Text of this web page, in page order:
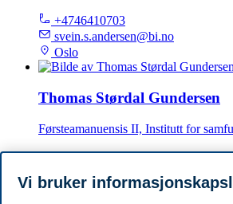
+4746410703
svein.s.andersen@bi.no
Oslo
Thomas Størdal Gundersen
Førsteamanuensis II, Institutt for
thomas.s.gundersen@bi.no
Oslo
Vi bruker